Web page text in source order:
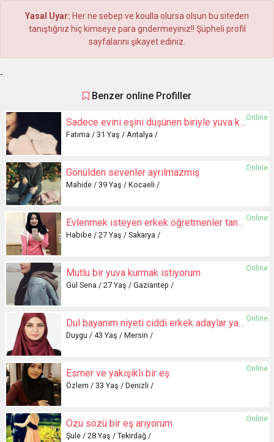
Yasal Uyar: Her ne sebep ve koulla olursa olsun bu siteden
tanıştığnız hiç kimseye para gndermeyiniz!! Şüpheli profil
sayfalarını şikayet ediniz.
-
Benzer online Profiller
Online
Sadece evini eşini düşünen biriyle yuva kurmak istiyorum
Fatıma / 31 Yaş / Antalya /
Online
Gönülden sevenler ayrılmazmış
Mahide / 39 Yaş / Kocaeli /
Online
Evlenmek isteyen erkek öğretmenler tanışabiliriz
Habibe / 27 Yaş / Sakarya /
Online
Mutlu bir yuva kurmak istiyorum
Gül Sena / 27 Yaş / Gaziantep /
Online
Dul bayanım niyeti ciddi erkek adaylar yazsın
Duygu / 43 Yaş / Mersin /
Online
Esmer ve yakışıklı bir eş
Özlem / 33 Yaş / Denizli /
Online
Özü sözü bir eş arıyorum
Şule / 28 Yaş / Tekirdağ /